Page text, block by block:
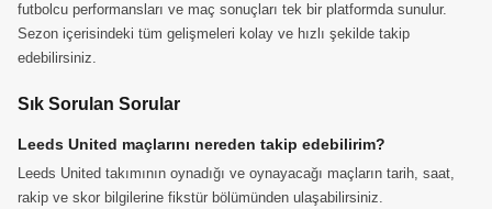
futbolcu performansları ve maç sonuçları tek bir platformda sunulur.
Sezon içerisindeki tüm gelişmeleri kolay ve hızlı şekilde takip
edebilirsiniz.
Sık Sorulan Sorular
Leeds United maçlarını nereden takip edebilirim?
Leeds United takımının oynadığı ve oynayacağı maçların tarih, saat,
rakip ve skor bilgilerine fikstür bölümünden ulaşabilirsiniz.